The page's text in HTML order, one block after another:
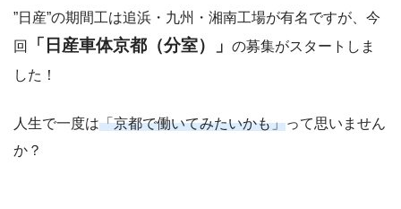
”日産”の期間工は追浜・九州・湘南工場が有名ですが、今
回
「日産車体京都（分室）」 の募集がスタートしま
した！
人生で一度は「京都で働いてみたいかも」って思いません
か？